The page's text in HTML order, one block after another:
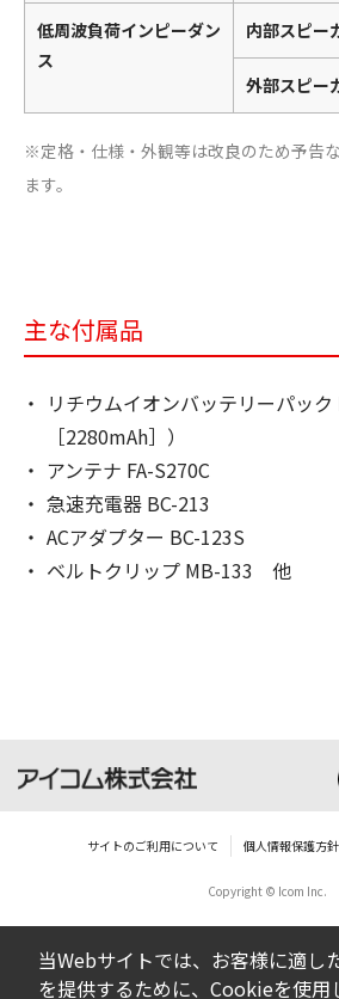
低周波負荷インピーダン
ス
内部スピー
外部スピー
※定格・仕様・外観等は改良のため予告
ます。
主な付属品
リチウムイオンバッテリーパッ
［2280mAh］）
アンテナ FA-S270C
急速充電器 BC-213
ACアダプター BC-123S
ベルトクリップ MB-133 他
サイトのご利用について 個人情報保護方針
Copyright © Icom Inc.
当Webサイトでは、お客様に適し
を提供するために、Cookieを使用